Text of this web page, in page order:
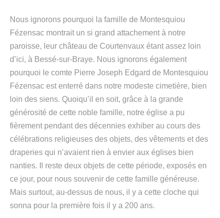
Nous ignorons pourquoi la famille de Montesquiou
Fézensac montrait un si grand attachement à notre
paroisse, leur château de Courtenvaux étant assez loin
d’ici, à Bessé-sur-Braye. Nous ignorons également
pourquoi le comte Pierre Joseph Edgard de Montesquiou
Fézensac est enterré dans notre modeste cimetière, bien
loin des siens. Quoiqu’il en soit, grâce à la grande
générosité de cette noble famille, notre église a pu
fièrement pendant des décennies exhiber au cours des
célébrations religieuses des objets, des vêtements et des
draperies qui n’avaient rien à envier aux églises bien
nanties. Il reste deux objets de cette période, exposés en
ce jour, pour nous souvenir de cette famille généreuse.
Mais surtout, au-dessus de nous, il y a cette cloche qui
sonna pour la première fois il y a 200 ans.